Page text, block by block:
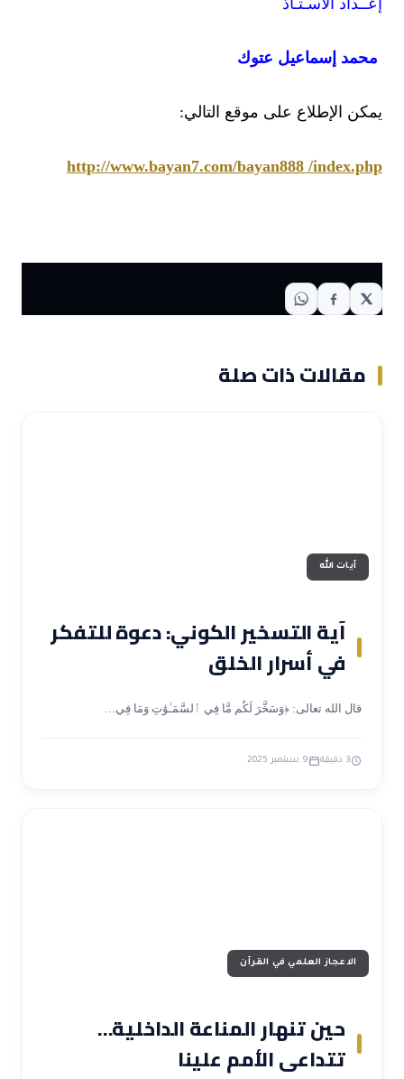
إعــداد الأسـتـاذ
محمد إسماعيل عتوك
يمكن الإطلاع على موقع التالي:
http://www.bayan7.com/bayan888 /index.php
مقالات ذات صلة
آيات الله
آية التسخير الكوني: دعوة للتفكر
في أسرار الخلق
قال الله تعالى: ﴿وَسَخَّرَ لَكُم مَّا فِي ٱلسَّمَـٰوَٰتِ وَمَا فِي…
3 دقيقة 9 سبتمبر 2025
الاعجاز العلمي في القرآن
حين تنهار المناعة الداخلية…
تتداعى الأمم علينا